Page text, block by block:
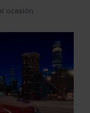
ocasión